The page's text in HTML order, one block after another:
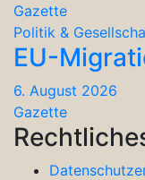
Gazette
Politik &
EU-
6. August 2026
Gazette